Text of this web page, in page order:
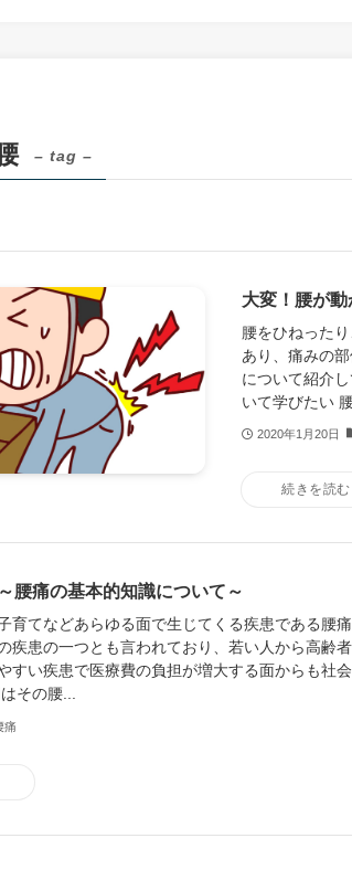
– tag –
大変！腰が
腰をひねった
あり、痛みの
について紹介
いて学びたい
2020年1月20日
腰痛の基本的知識について～
育てなどあらゆる面で生じてくる疾患である腰
疾患の一つとも言われており、若い人から高齢
すい疾患で医療費の負担が増大する面からも社
その腰...
痛